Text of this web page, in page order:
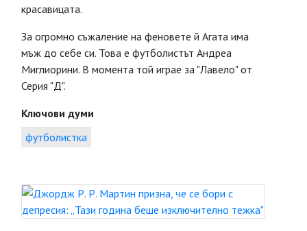
красавицата.
За огромно съжаление на феновете й Агата има
мъж до себе си. Това е футболистът Андреа
Миглиорини. В момента той играе за "Лавело" от
Серия "Д".
Ключови думи
футболистка